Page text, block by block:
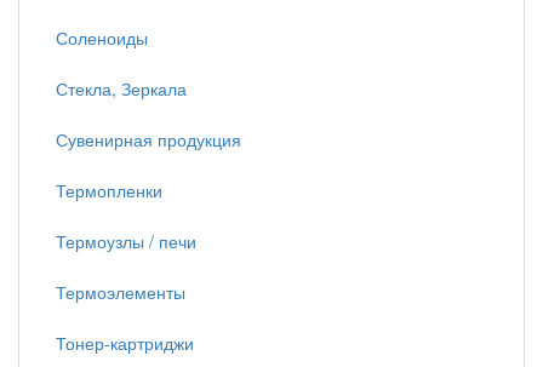
Соленоиды
Стекла, Зеркала
Сувенирная продукция
Термопленки
Термоузлы / печи
Термоэлементы
Тонер-картриджи